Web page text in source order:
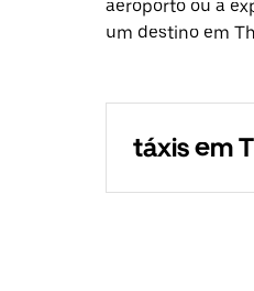
aeroporto ou a
um destino em
táxis em